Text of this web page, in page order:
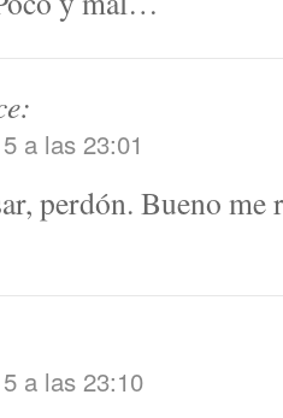
a las 23:01
perdón. Bueno me
a las 23:10